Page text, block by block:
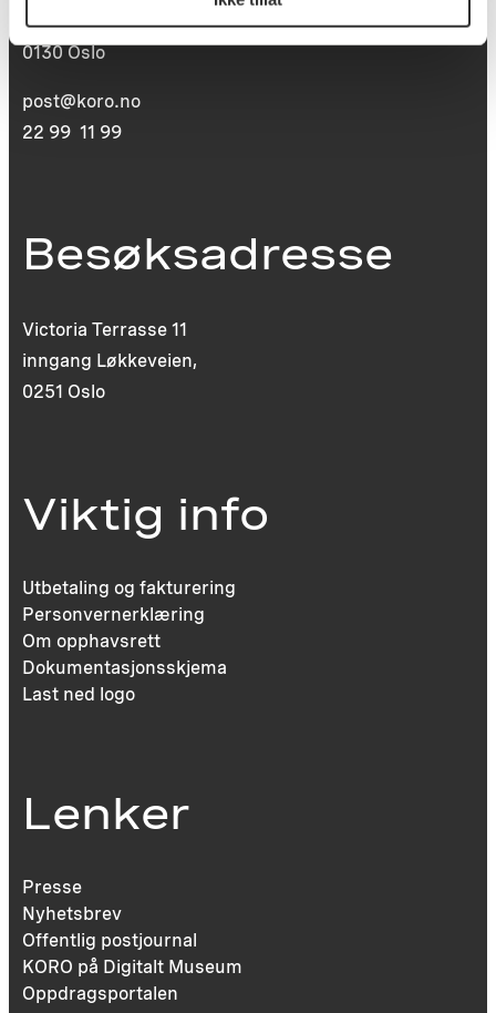
St. Olavs plass
0130 Oslo
post@koro.no
22 99 11 99
Besøksadresse
Victoria Terrasse 11
inngang Løkkeveien,
0251 Oslo
Viktig info
Utbetaling og fakturering
Personvernerklæring
Om opphavsrett
Dokumentasjonsskjema
Last ned logo
Lenker
Presse
Nyhetsbrev
Offentlig postjournal
KORO på Digitalt Museum
Oppdragsportalen